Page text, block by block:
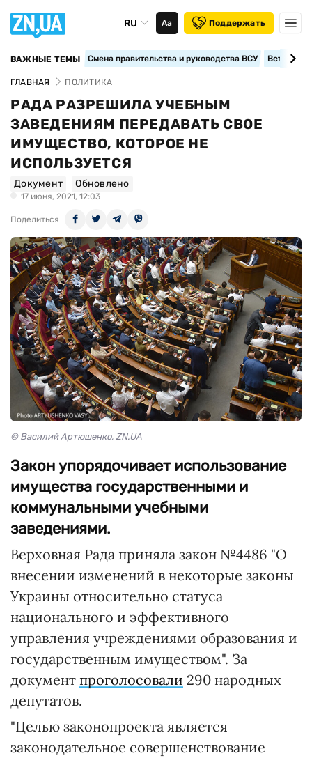
RU Аа Поддержать
ВАЖНЫЕ ТЕМЫ Смена правительства и руководства ВСУ
ГЛАВНАЯ ПОЛИТИКА
РАДА РАЗРЕШИЛА УЧЕБНЫМ
ЗАВЕДЕНИЯМ ПЕРЕДАВАТЬ СВОЕ
ИМУЩЕСТВО, КОТОРОЕ НЕ
ИСПОЛЬЗУЕТСЯ
Документ Обновлено
17 июня, 2021, 12:03
Поделиться
© Василий Артюшенко, ZN.UA
Закон упорядочивает использование
имущества государственными и
коммунальными учебными
заведениями.
Верховная Рада приняла закон №4486 "О
внесении изменений в некоторые законы
Украины относительно статуса
национального и эффективного
управления учреждениями образования и
государственным имуществом". За
документ проголосовали 290 народных
депутатов.
"Целью законопроекта является
законодательное совершенствование